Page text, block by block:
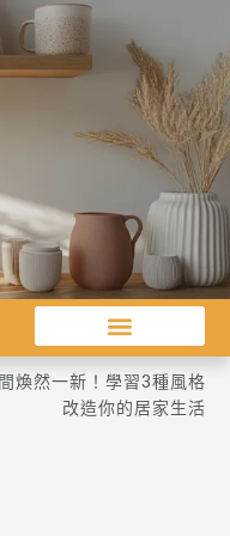
煥然一新！學習3種風格
改造你的居家生活